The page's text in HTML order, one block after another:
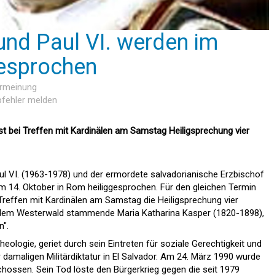
Paul VI. werden im
melden
bei Treffen mit Kardinälen am Samstag Heiligsprechung vier
VI. (1963-1978) und der ermordete salvadorianische Erzbischof
14. Oktober in Rom heiliggesprochen. Für den gleichen Termin
mit Kardinälen am Samstag die Heiligsprechung vier
Westerwald stammende Maria Katharina Kasper (1820-1898),
geriet durch sein Eintreten für soziale Gerechtigkeit und
Militärdiktatur in El Salvador. Am 24. März 1990 wurde
Sein Tod löste den Bürgerkrieg gegen die seit 1979